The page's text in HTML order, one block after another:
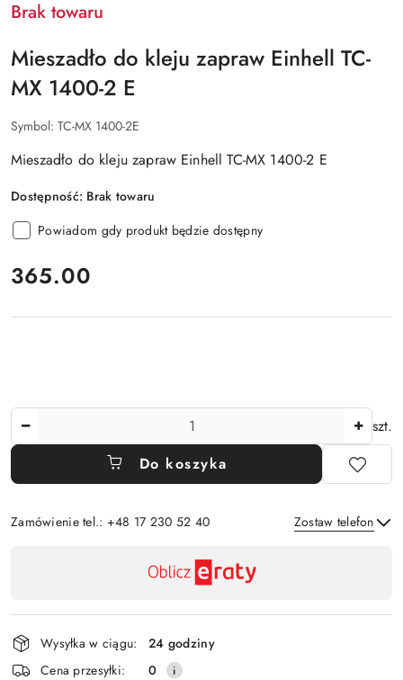
Brak towaru
Mieszadło do kleju zapraw Einhell TC-
MX 1400-2 E
Symbol: TC-MX 1400-2E
Mieszadło do kleju zapraw Einhell TC-MX 1400-2 E
Dostępność: Brak towaru
Powiadom gdy produkt będzie dostępny
cena:
365.00
szt.
Do koszyka
Zamówienie tel.: +48 17 230 52 40 Zostaw telefon
płatność
i
dostawa
Wysyłka w ciągu:
24 godziny
Cena przesyłki:
0